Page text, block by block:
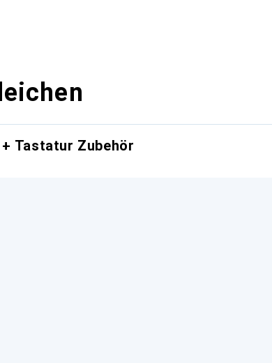
Tastatur Zubehör